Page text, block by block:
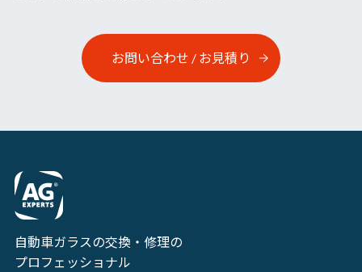
お問い合わせ / お見積り
自動車ガラスの交換・修理の
プロフェッショナル